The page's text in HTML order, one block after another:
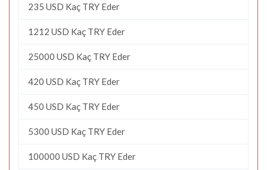
235 USD Kaç TRY Eder
1212 USD Kaç TRY Eder
25000 USD Kaç TRY Eder
420 USD Kaç TRY Eder
450 USD Kaç TRY Eder
5300 USD Kaç TRY Eder
100000 USD Kaç TRY Eder